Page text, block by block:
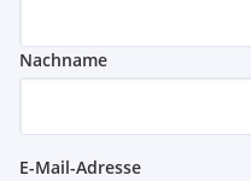
Nachname
E-Mail-Adresse